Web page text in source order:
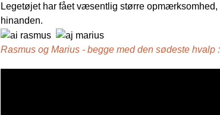
Legetøjet har fået væsentlig større
hinanden.
Rasmus og Marius - begge med den sødeste hvalp